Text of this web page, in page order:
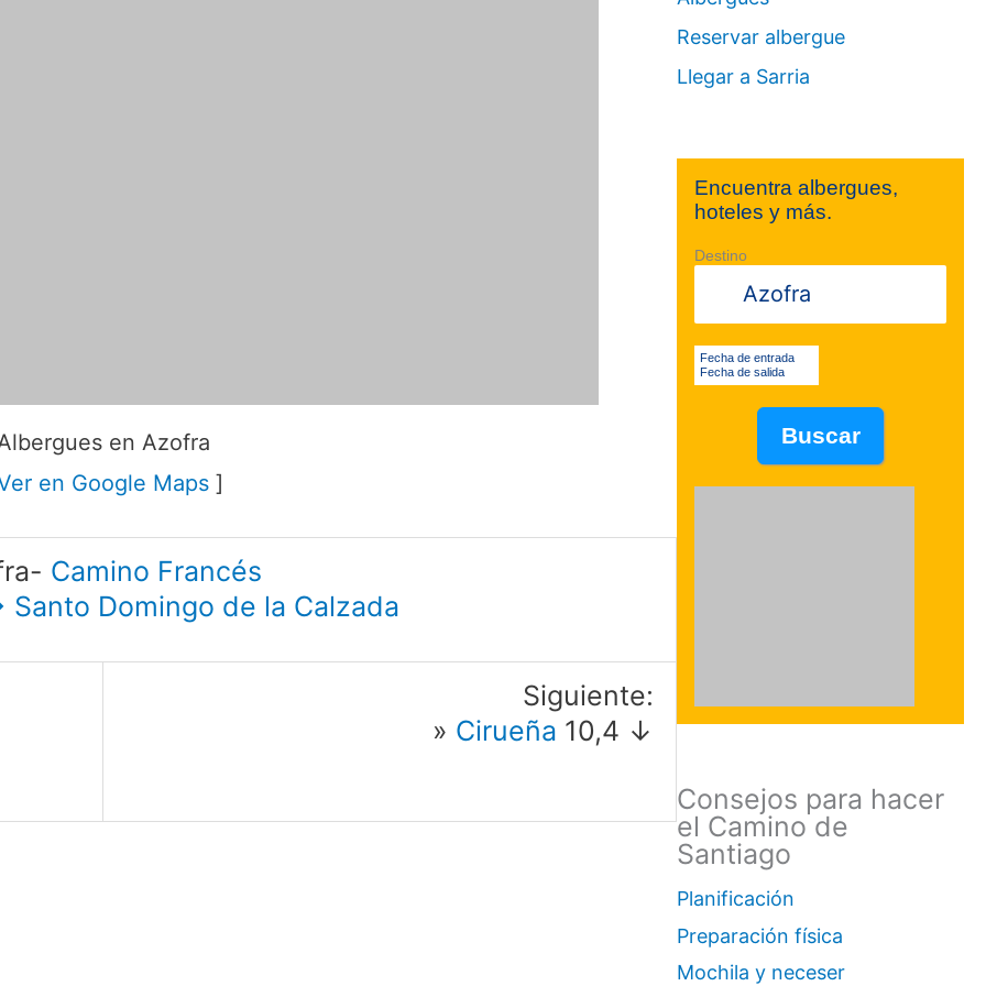
en Azofra
en Google Maps ]
Camino Francés
Domingo de la Calzada
Siguiente:
» Cirueña 10,4 ↓
Reservar albergue
Llegar a Sarria
Encuentra albergues,
hoteles y más.
Destino
Fecha de entrada
Fecha de salida
Consejos para hacer
el Camino de
Santiago
Planificación
Preparación física
Mochila y neceser